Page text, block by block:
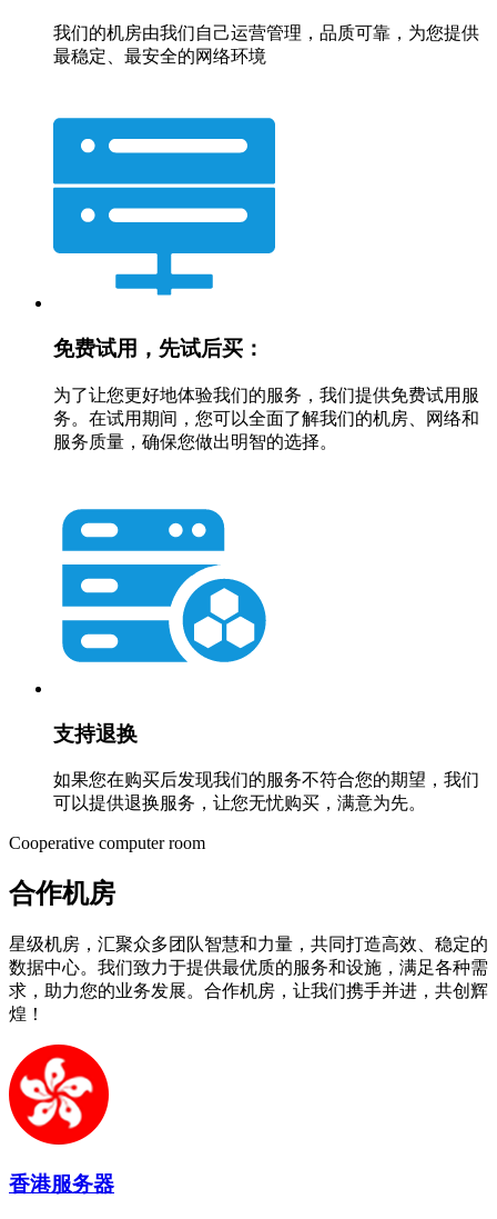
我们的机房由我们自己运营管理，品质可靠，为您提供
最稳定、最安全的网络环境
免费试用，先试后买：
为了让您更好地体验我们的服务，我们提供免费试用服
务。在试用期间，您可以全面了解我们的机房、网络和
服务质量，确保您做出明智的选择。
支持退换
如果您在购买后发现我们的服务不符合您的期望，我们
可以提供退换服务，让您无忧购买，满意为先。
Cooperative computer room
合作机房
星级机房，汇聚众多团队智慧和力量，共同打造高效、稳定的
数据中心。我们致力于提供最优质的服务和设施，满足各种需
求，助力您的业务发展。合作机房，让我们携手并进，共创辉
煌！
香港服务器